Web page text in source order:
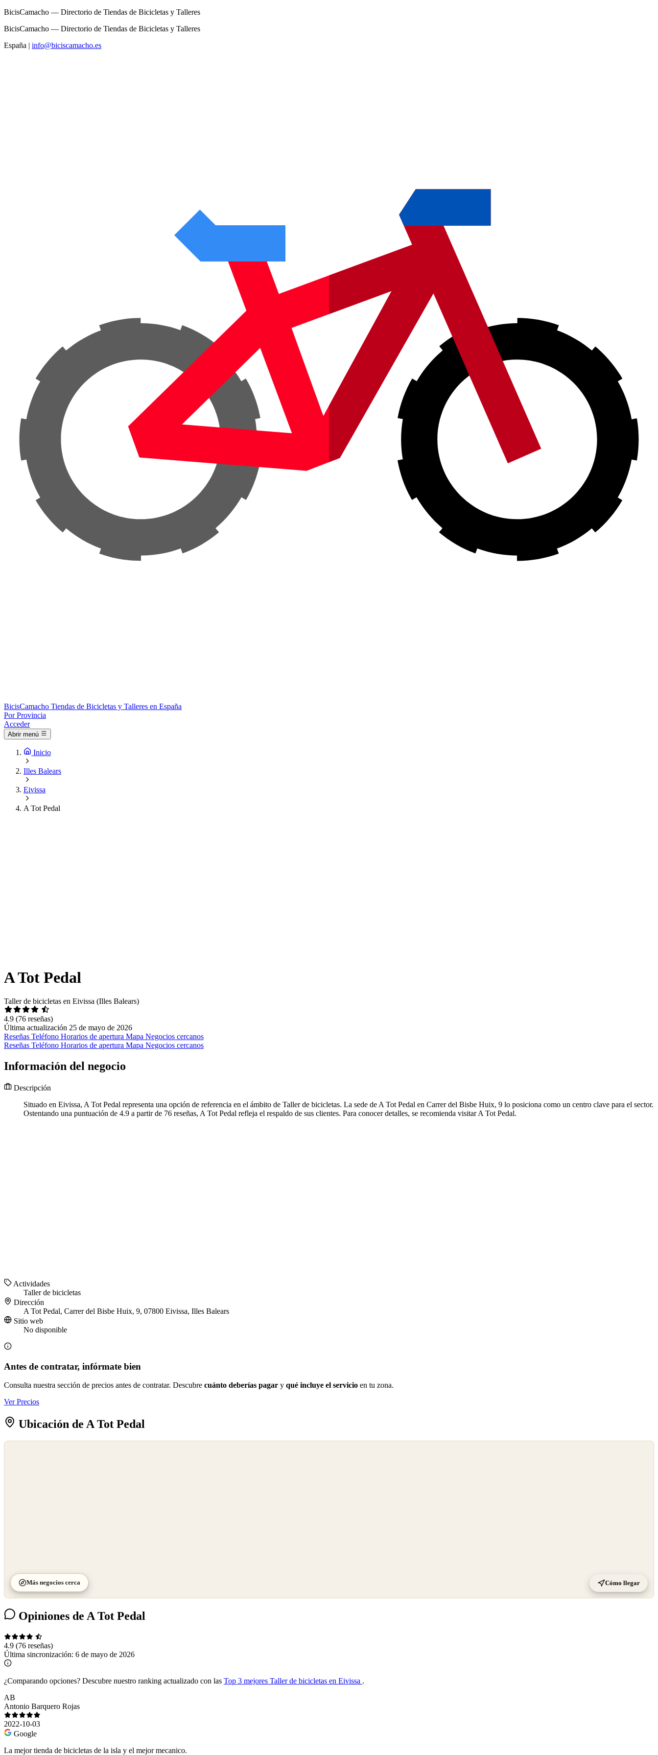
BicisCamacho — Directorio de Tiendas de Bicicletas y Talleres
BicisCamacho — Directorio de Tiendas de Bicicletas y Talleres
España | info@biciscamacho.es
BicisCamacho Tiendas de Bicicletas y Talleres en España
Por Provincia
Acceder
Abrir menú
Inicio
Illes Balears
Eivissa
A Tot Pedal
A Tot Pedal
Taller de bicicletas en Eivissa (Illes Balears)
4.9 (76 reseñas)
Última actualización 25 de mayo de 2026
Reseñas Teléfono Horarios de apertura Mapa Negocios cercanos
Reseñas Teléfono Horarios de apertura Mapa Negocios cercanos
Información del negocio
Descripción
Situado en Eivissa, A Tot Pedal representa una opción de referencia en el ámbito de Taller de bicicletas. La sede de A Tot Pedal en Carrer del Bisbe Huix, 9 lo posiciona como un centro clave para el sector.
Ostentando una puntuación de 4.9 a partir de 76 reseñas, A Tot Pedal refleja el respaldo de sus clientes. Para conocer detalles, se recomienda visitar A Tot Pedal.
Actividades
Taller de bicicletas
Dirección
A Tot Pedal, Carrer del Bisbe Huix, 9, 07800 Eivissa, Illes Balears
Sitio web
No disponible
Antes de contratar, infórmate bien
Consulta nuestra sección de precios antes de contratar. Descubre cuánto deberías pagar y qué incluye el servicio en tu zona.
Ver Precios
Ubicación de A Tot Pedal
Más negocios cerca Cómo llegar
Opiniones de A Tot Pedal
4.9 (76 reseñas)
Última sincronización: 6 de mayo de 2026
¿Comparando opciones? Descubre nuestro ranking actualizado con las Top 3 mejores Taller de bicicletas en Eivissa .
AB
Antonio Barquero Rojas
2022-10-03
Google
La mejor tienda de bicicletas de la isla y el mejor mecanico.